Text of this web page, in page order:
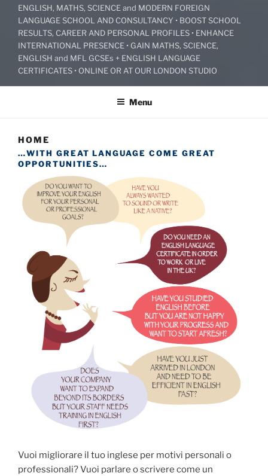
ENGLISH, MATHS, SCIENCE and MODERN FOREIGN
LANGUAGE SCHOOL AND CONSULTANCY • BOOST SCHOOL
RESULTS, CAREER AND PERSONAL PROFILES • ENHANCE
INTERNATIONAL PRESENCE • GAIN MATHS, SCIENCE,
ENGLISH and MFL GCSEs + ENGLISH LANGUAGE
CERTIFICATES • ONLINE OR AT OUR LONDON STUDIO
Menu
HOME
…WITH GREAT LANGUAGE COME GREAT
OPPORTUNITIES…
Vuoi migliorare il tuo inglese per motivi personali o
professionali? Vuoi parlare o scrivere come un